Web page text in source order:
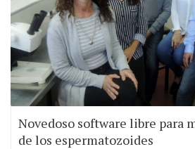
Novedoso software libre para
de los espermatozoides